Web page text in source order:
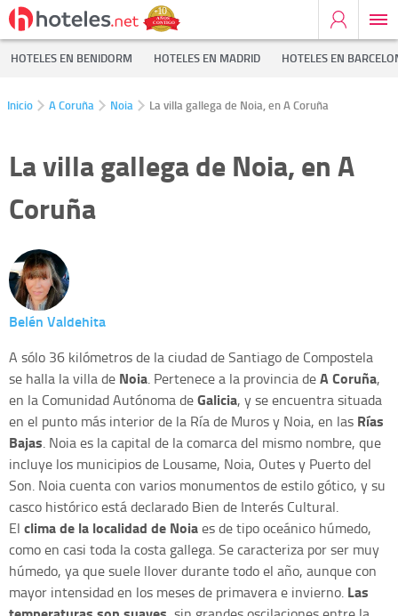
HOTELES EN BENIDORM HOTELES EN MADRID HOTELES EN
Inicio A Coruña Noia La villa gallega de Noia, en A Coruña
La villa gallega de Noia, en A
Coruña
Belén Valdehita
A sólo 36 kilómetros de la ciudad de Santiago de Compostela
se halla la villa de Noia. Pertenece a la provincia deA Coruña,
en la Comunidad Autónoma deGalicia, y se encuentra situada
en el punto más interior de la Ría de Muros y Noia, en las Rías
Bajas. Noia es la capital de la comarca del mismo nombre, que
incluye los municipios de Lousame, Noia, Outes y Puerto del
Son. Noia cuenta con varios monumentos de estilo gótico, y su
casco histórico está declarado Bien de Interés Cultural.
El clima de la localidad de Noiaes de tipo oceánico húmedo,
como en casi toda la costa gallega. Se caracteriza por ser muy
húmedo, ya que suele llover durante todo el año, aunque con
mayor intensidad en los meses de primavera e invierno. Las